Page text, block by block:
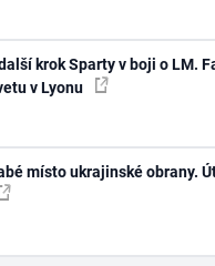
krok Sparty v boji o LM.
v Lyonu
místo ukrajinské obrany.